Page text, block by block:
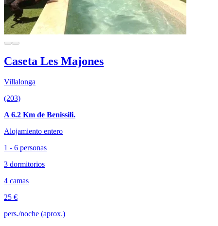
Caseta Les Majones
Villalonga
(203)
A 6.2 Km de Benissili.
Alojamiento entero
1 - 6 personas
3 dormitorios
4 camas
25 €
pers./noche (aprox.)